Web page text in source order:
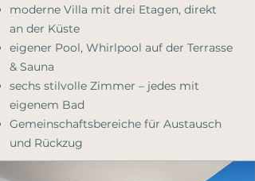
moderne Villa mit drei Etagen, direkt
an der Küste
eigener Pool, Whirlpool auf der Terrasse
& Sauna
sechs stilvolle Zimmer – jedes mit
eigenem Bad
Gemeinschaftsbereiche für Austausch
und Rückzug